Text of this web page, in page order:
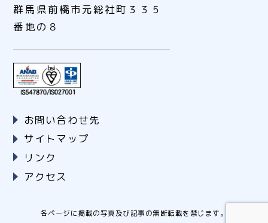
群馬県前橋市元総社町３３５
番地の８
お問い合わせ先
サイトマップ
リンク
アクセス
各ページに掲載の写真及び記事の無断転載を禁じます。